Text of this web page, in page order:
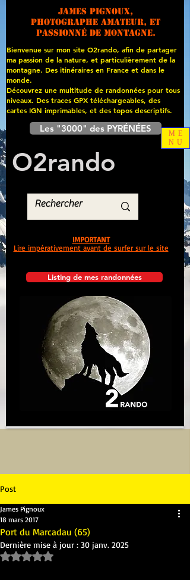
James PIGNOUX,
photographe amateur, et
passionné de montagne.
Bienvenue sur mon site O2rando, afin de partager
ma passion de la nature, et particulièrement de la
montagne. Des itinéraires en France et dans le
monde.
Découvrez une multitude de randonnées pour tous
niveaux. Des traces GPX téléchargeables, des
cartes IGN imprimables, et des topos descriptifs.
Les "3000" des PYRÉNÉES
O2rando
Listing de mes randonnées
IMPORTANT
Lire impérativement avant de surfer sur le site
ME
NU
Post
Port du Marcadau (65)
James Pignoux
18 mars 2017
Dernière mise à jour : 30 janv. 2025
Noté NaN étoiles sur 5.